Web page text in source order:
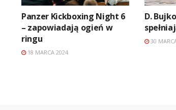
Panzer Kickboxing Night 6
– zapowiadają ogień w
ringu
18 MARCA 2024
D.
30